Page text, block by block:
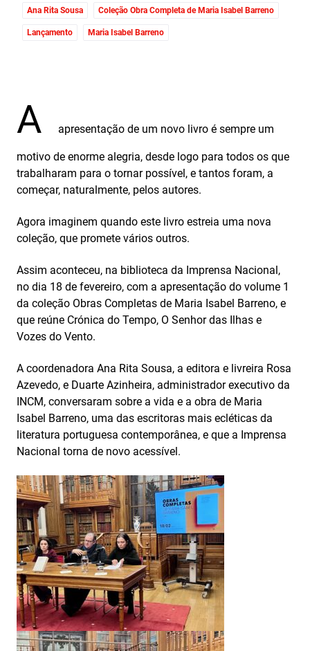
Ana Rita Sousa Coleção Obra Completa de Maria Isabel Barreno
Lançamento Maria Isabel Barreno
A apresentação de um novo livro é sempre um
motivo de enorme alegria, desde logo para todos os que
trabalharam para o tornar possível, e tantos foram, a
começar, naturalmente, pelos autores.
Agora imaginem quando este livro estreia uma nova
coleção, que promete vários outros.
Assim aconteceu, na biblioteca da Imprensa Nacional,
no dia 18 de fevereiro, com a apresentação do volume 1
da coleção Obras Completas de Maria Isabel Barreno, e
que reúne Crónica do Tempo, O Senhor das Ilhas e
Vozes do Vento.
A coordenadora Ana Rita Sousa, a editora e livreira Rosa
Azevedo, e Duarte Azinheira, administrador executivo da
INCM, conversaram sobre a vida e a obra de Maria
Isabel Barreno, uma das escritoras mais ecléticas da
literatura portuguesa contemporânea, e que a Imprensa
Nacional torna de novo acessível.